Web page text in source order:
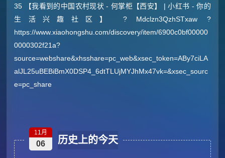
35 【我看到的中国农村现状 - 何掌柜【西安】 | 小红书 - 你的
生活兴趣社区】 ? Mdclzn3QzhSTxaw ?
https://www.xiaohongshu.com/discovery/item/6900c0bf00000
0000302f21a?
source=webshare&xhsshare=pc_web&xsec_token=ABy7ciLA
alJL25uBEBiBmX0DSP4_6dtTLUjMYJhMx47vk=&xsec_sourc
e=pc_share
历史上的今天
11月
06